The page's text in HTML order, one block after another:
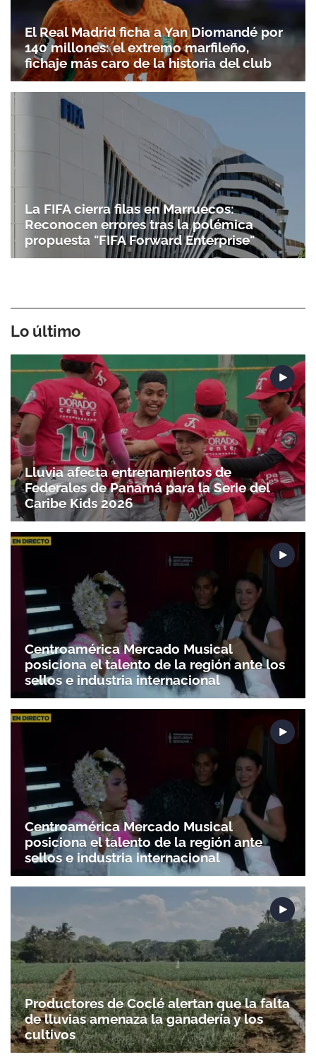
El Real Madrid ficha a Yan Diomandé por
140 millones: el extremo marfileño,
fichaje más caro de la historia del club
La FIFA cierra filas en Marruecos:
Reconocen errores tras la polémica
propuesta "FIFA Forward Enterprise"
Lo último
Lluvia afecta entrenamientos de
Federales de Panamá para la Serie del
Caribe Kids 2026
Centroamérica Mercado Musical
posiciona el talento de la región ante los
sellos e industria internacional
Centroamérica Mercado Musical
posiciona el talento de la región ante
sellos e industria internacional
Productores de Coclé alertan que la falta
de lluvias amenaza la ganadería y los
cultivos